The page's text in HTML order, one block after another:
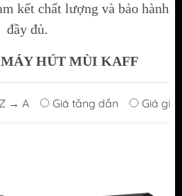
kết chất lượng và bảo hành
đầy đủ.
MÁY HÚT MÙI KAFF
Z → A Giá tăng dần Giá